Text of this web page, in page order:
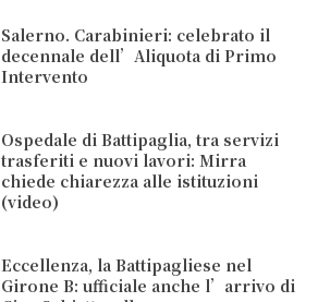
Salerno. Carabinieri: celebrato il
decennale dell’Aliquota di Primo
Intervento
Ospedale di Battipaglia, tra servizi
trasferiti e nuovi lavori: Mirra
chiede chiarezza alle istituzioni
(video)
Eccellenza, la Battipagliese nel
Girone B: ufficiale anche l’arrivo di